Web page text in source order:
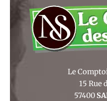
Le
15 Rue
57400